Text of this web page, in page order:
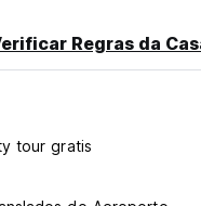
Regras da
tour gratis